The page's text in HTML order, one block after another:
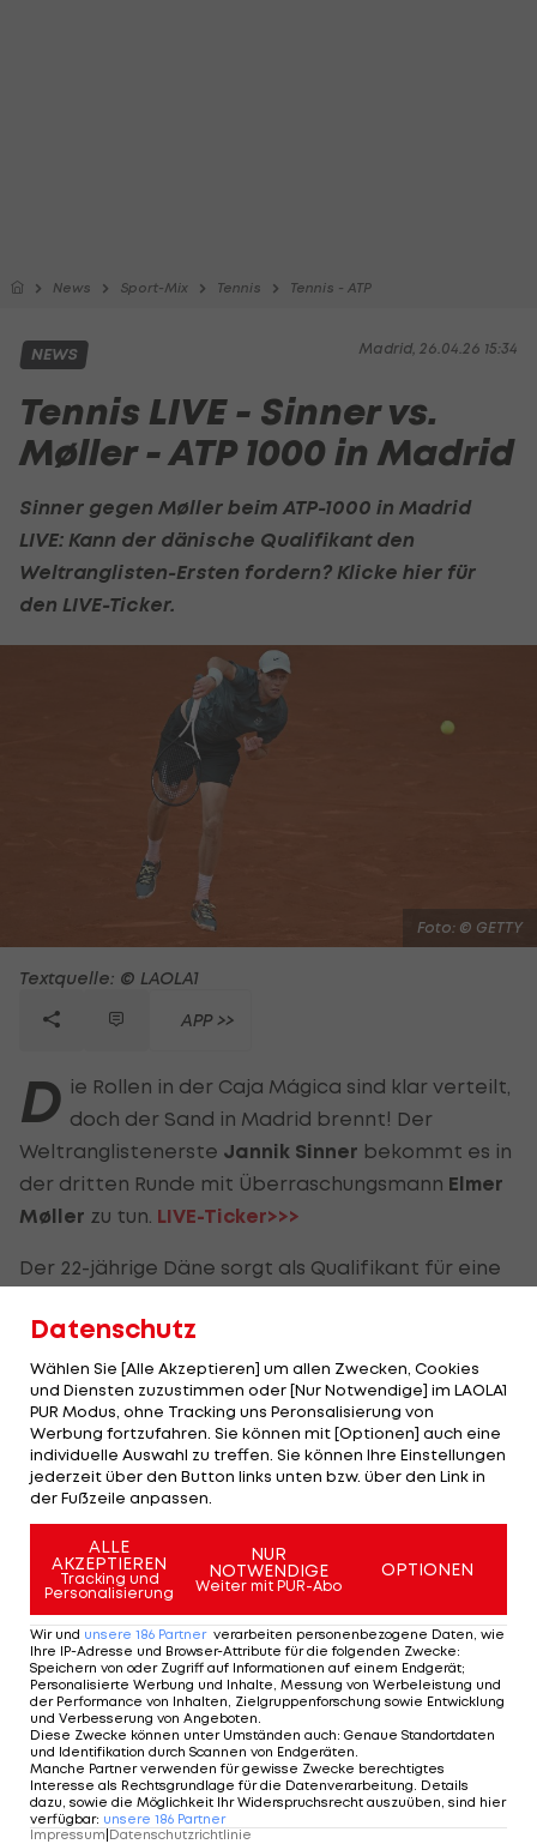
News Sport-Mix Tennis Tennis - ATP
Madrid, 26.04.26 15:34
NEWS
Tennis LIVE - Sinner vs.
Møller - ATP 1000 in Madrid
Sinner gegen Møller beim ATP-1000 in Madrid
LIVE: Kann der dänische Qualifikant den
Weltranglisten-Ersten fordern? Klicke hier für
den LIVE-Ticker.
Foto: © GETTY
Textquelle: © LAOLA1
APP >>
D ie Rollen in der Caja Mágica sind klar verteilt,
doch der Sand in Madrid brennt! Der
Weltranglistenerste Jannik Sinner bekommt es in
der dritten Runde mit Überraschungsmann Elmer
Møller zu tun. LIVE-Ticker>>>
Der 22-jährige Däne sorgt als Qualifikant für eine
einesATP-Masters. Während Sinner den Sack nach
seinem Sieg gegen Bonzi schnell zumachen will,
hat Møller absolut nichts zu verlieren. Mit der
Empfehlung von vier Challenger-Titeln im Rücken
will der Underdog die Sensation.
Beißt sich der Branchenprimus an der dänischen
Mauer die Zähne aus oder demonstriert Sinner
seine Macht?
Jannik Sinner vs. Elmer Møller im LIVE-
Ticker:
Mehr zum Thema
Datenschutz
Wählen Sie [Alle Akzeptieren] um allen Zwecken, Cookies
und Diensten zuzustimmen oder [Nur Notwendige] im LAOLA1
PUR Modus, ohne Tracking uns Peronsalisierung von
Werbung fortzufahren. Sie können mit [Optionen] auch eine
individuelle Auswahl zu treffen. Sie können Ihre Einstellungen
jederzeit über den Button links unten bzw. über den Link in
der Fußzeile anpassen.
ALLE
AKZEPTIEREN
Tracking und
Personalisierung
NUR
NOTWENDIGE
Weiter mit PUR-Abo
OPTIONEN
Wir und unsere 186 Partner verarbeiten personenbezogene Daten, wie
Ihre IP-Adresse und Browser-Attribute für die folgenden Zwecke:
Speichern von oder Zugriff auf Informationen auf einem Endgerät;
Personalisierte Werbung und Inhalte, Messung von Werbeleistung und
der Performance von Inhalten, Zielgruppenforschung sowie Entwicklung
und Verbesserung von Angeboten.
Diese Zwecke können unter Umständen auch: Genaue Standortdaten
und Identifikation durch Scannen von Endgeräten.
Manche Partner verwenden für gewisse Zwecke berechtigtes
Interesse als Rechtsgrundlage für die Datenverarbeitung. Details
dazu, sowie die Möglichkeit Ihr Widerspruchsrecht auszuüben, sind hier
verfügbar: unsere 186 Partner
Impressum Datenschutzrichtlinie